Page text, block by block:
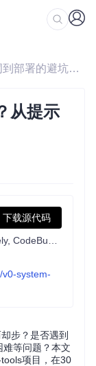
/ 如何构建专业级AI Agent？从提示词到部署的避坑指南
从提示
下载源代码
system-
步？是否遇到
等问题？本文
项目，在30